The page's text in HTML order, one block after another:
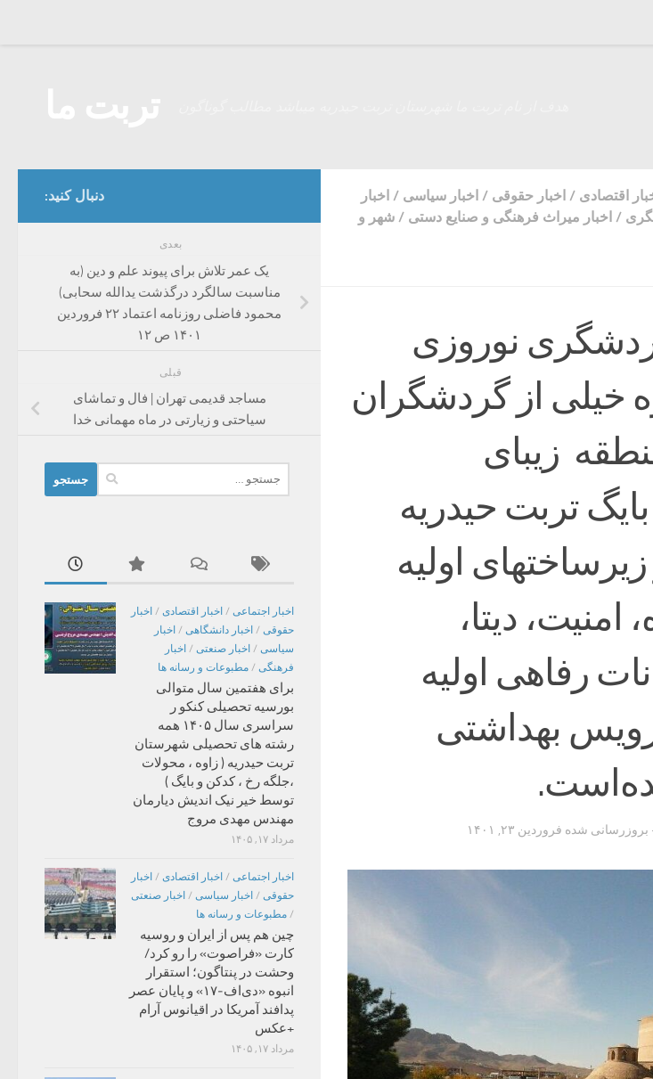
اقتصادی / اخبار حقوقی / اخبار سیاسی / اخبار
/ اخبار میراث فرهنگی و صنایع دستی / شهر و
نوروزی
خیلی از گردشگران
زیبای
تربت‌ حیدریه
اولیه
دیتا،
رفاهی اولیه
بهداشتی
· بروزرسانی شده فروردین ۲۳, ۱۴۰۱
دنبال کنید:
بعدی
یک عمر تلاش برای پیوند علم و دین (به
مناسبت سالگرد درگذشت یدالله سحابی)
محمود فاضلی روزنامه اعتماد ۲۲ فروردین
۱۴۰۱ ص ۱۲
قبلی
مساجد قدیمی تهران | فال و تماشای
سیاحتی و زیارتی در ماه مهمانی خدا
برای:
اخبار اجتماعی / اخبار اقتصادی / اخبار
حقوقی / اخبار دانشگاهی / اخبار
سیاسی / اخبار صنعتی / اخبار
فرهنگی / مطبوعات و رسانه ها
برای هفتمین سال متوالی
بورسیه تحصیلی کنکو ر
سراسری سال ۱۴۰۵ همه
رشته های تحصیلی شهرستان
تربت حیدریه ( زاوه ، محولات
،جلگه رخ ، کدکن و بایگ )
توسط خیر نیک اندیش دیارمان
مهندس مهدی مروج
مرداد ۱۷, ۱۴۰۵
اخبار اجتماعی / اخبار اقتصادی / اخبار
حقوقی / اخبار سیاسی / اخبار صنعتی
/ مطبوعات و رسانه ها
چین هم پس از ایران و روسیه
کارت «فراصوت» را رو کرد/
وحشت در پنتاگون؛ استقرار
انبوه «دی‌اف‑۱۷» و پایان عصر
پدافند آمریکا در اقیانوس آرام
+عکس
مرداد ۱۷, ۱۴۰۵